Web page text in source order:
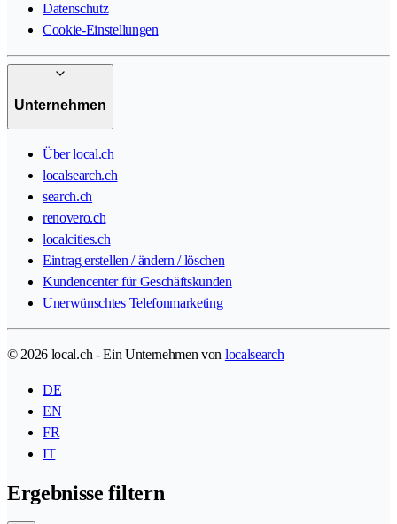
Datenschutz
Cookie-Einstellungen
Unternehmen
Über local.ch
localsearch.ch
search.ch
renovero.ch
localcities.ch
Eintrag erstellen / ändern / löschen
Kundencenter für Geschäftskunden
Unerwünschtes Telefonmarketing
© 2026 local.ch - Ein Unternehmen von localsearch
DE
EN
FR
IT
Ergebnisse filtern